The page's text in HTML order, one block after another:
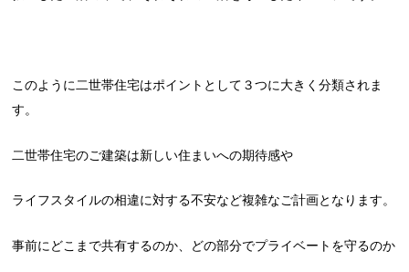
このように二世帯住宅はポイントとして３つに大きく分類されま
す。
二世帯住宅のご建築は新しい住まいへの期待感や
ライフスタイルの相違に対する不安など複雑なご計画となります。
事前にどこまで共有するのか、どの部分でプライベートを守るのか